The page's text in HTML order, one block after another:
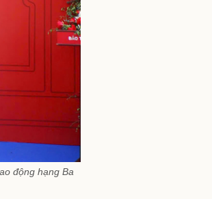
động hạng Ba